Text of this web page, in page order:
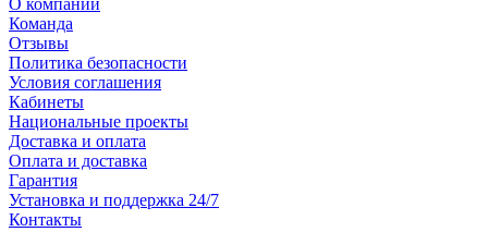
О компании
Команда
Отзывы
Политика безопасности
Условия соглашения
Кабинеты
Национальные проекты
Доставка и оплата
Оплата и доставка
Гарантия
Установка и поддержка 24/7
Контакты